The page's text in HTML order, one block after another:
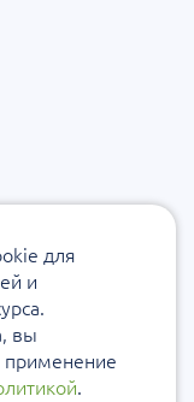
для
и
вы
применение
.